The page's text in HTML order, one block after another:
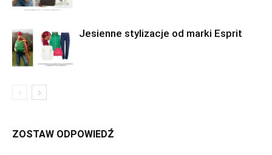
Jesienne stylizacje od marki Esprit
ZOSTAW ODPOWIEDŹ